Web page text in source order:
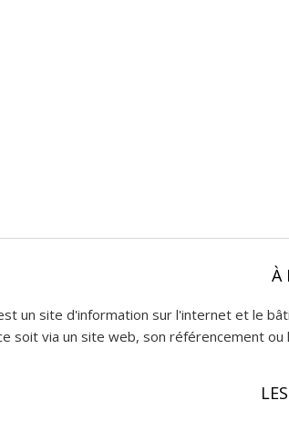
À
un site d'information sur l'internet et le
soit via un site web, son référencement